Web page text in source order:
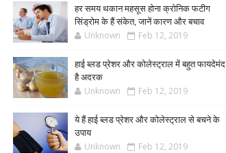
हर समय थकान महसूस होना क्रोनिक फटीग
सिंड्रोम के हैं संकेत, जानें कारण और बचाव
Unknown Feb 12, 2019
हाई ब्लड प्रेशर और कोलेस्ट्राल में बहुत फायदेमंद
है अदरक
Unknown Feb 12, 2019
ये हैं हाई ब्लड प्रेशर और कोलेस्ट्राल से बचने के
उपाय
Unknown Feb 12, 2019